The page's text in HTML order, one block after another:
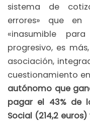
sistema de
errores» que en
«inasumible
progresivo, es
asociación,
cuestionamiento
autónomo que
pagar el 43% de
Social (214,2